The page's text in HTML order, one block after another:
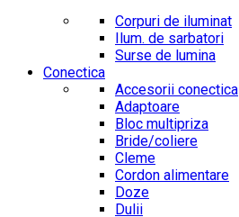
Corpuri de iluminat
Ilum. de sarbatori
Surse de lumina
Conectica
Accesorii conectica
Adaptoare
Bloc multipriza
Bride/coliere
Cleme
Cordon alimentare
Doze
Dulii